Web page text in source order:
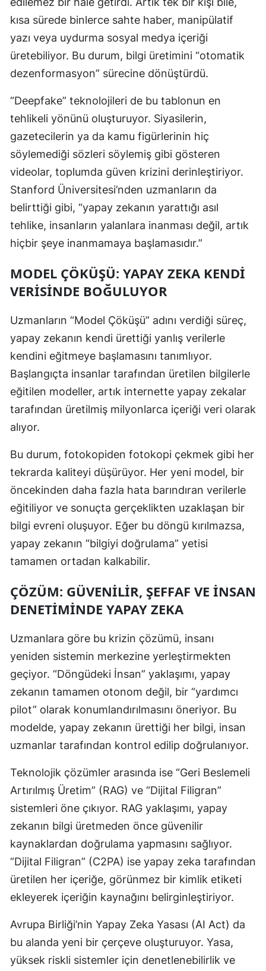
Yozgat
Zonguldak
Aksaray
Bayburt
Karaman
Kırıkkale
Batman
Şırnak
Bartın
Ardahan
Karabük
Kilis
Osmaniye
Düzce
kısa sürede binlerce sahte haber, manipülatif
yazı veya uydurma sosyal medya içeriği
üretebiliyor. Bu durum, bilgi üretimini “otomatik
dezenformasyon” sürecine dönüştürdü.
“Deepfake” teknolojileri de bu tablonun en
tehlikeli yönünü oluşturuyor. Siyasilerin,
gazetecilerin ya da kamu figürlerinin hiç
söylemediği sözleri söylemiş gibi gösteren
videolar, toplumda güven krizini derinleştiriyor.
Stanford Üniversitesi’nden uzmanların da
belirttiği gibi, “yapay zekanın yarattığı asıl
tehlike, insanların yalanlara inanması değil, artık
hiçbir şeye inanmamaya başlamasıdır.”
MODEL ÇÖKÜŞÜ: YAPAY ZEKA KENDI
VERISINDE BOĞULUYOR
Uzmanların “Model Çöküşü” adını verdiği süreç,
yapay zekanın kendi ürettiği yanlış verilerle
kendini eğitmeye başlamasını tanımlıyor.
Başlangıçta insanlar tarafından üretilen bilgilerle
eğitilen modeller, artık internette yapay zekalar
tarafından üretilmiş milyonlarca içeriği veri olarak
alıyor.
Bu durum, fotokopiden fotokopi çekmek gibi her
tekrarda kaliteyi düşürüyor. Her yeni model, bir
öncekinden daha fazla hata barındıran verilerle
eğitiliyor ve sonuçta gerçeklikten uzaklaşan bir
bilgi evreni oluşuyor. Eğer bu döngü kırılmazsa,
yapay zekanın “bilgiyi doğrulama” yetisi
tamamen ortadan kalkabilir.
ÇÖZÜM: GÜVENILIR, ŞEFFAF VE İNSAN
DENETIMINDE YAPAY ZEKA
Uzmanlara göre bu krizin çözümü, insanı
yeniden sistemin merkezine yerleştirmekten
geçiyor. “Döngüdeki İnsan” yaklaşımı, yapay
zekanın tamamen otonom değil, bir “yardımcı
pilot” olarak konumlandırılmasını öneriyor. Bu
modelde, yapay zekanın ürettiği her bilgi, insan
uzmanlar tarafından kontrol edilip doğrulanıyor.
Teknolojik çözümler arasında ise “Geri Beslemeli
Artırılmış Üretim” (RAG) ve “Dijital Filigran”
sistemleri öne çıkıyor. RAG yaklaşımı, yapay
zekanın bilgi üretmeden önce güvenilir
kaynaklardan doğrulama yapmasını sağlıyor.
“Dijital Filigran” (C2PA) ise yapay zeka tarafından
üretilen her içeriğe, görünmez bir kimlik etiketi
ekleyerek içeriğin kaynağını belirginleştiriyor.
Avrupa Birliği’nin Yapay Zeka Yasası (AI Act) da
bu alanda yeni bir çerçeve oluşturuyor. Yasa,
yüksek riskli sistemler için denetlenebilirlik ve